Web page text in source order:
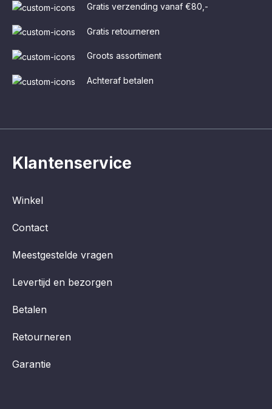
Klantenservice
Winkel
Contact
Meestgestelde vragen
Levertijd en bezorgen
Betalen
Retourneren
Garantie
Gratis verzending vanaf €80,-
Gratis retourneren
Groots assortiment
Achteraf betalen